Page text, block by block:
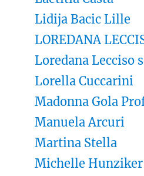
Lidija Bacic Lille
LOREDANA
Loredana Lecciso
Lorella Cuccarini
Madonna Gola
Manuela Arcuri
Martina Stella
Michelle